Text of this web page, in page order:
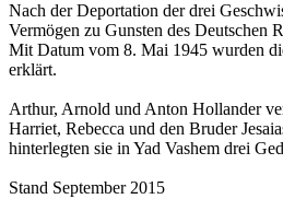
Nach der Deportation der drei
Vermögen zu Gunsten des Deutschen
Mit Datum vom 8. Mai 1945 wurden
erklärt.
Arthur, Arnold und Anton Hollander
Harriet, Rebecca und den Bruder
hinterlegten sie in Yad Vashem drei
Stand September 2015